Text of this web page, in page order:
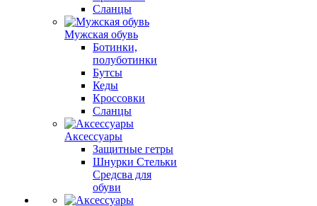
Сланцы
Мужская обувь
Ботинки,
полуботинки
Бутсы
Кеды
Кроссовки
Сланцы
Аксессуары
Защитные гетры
Шнурки Стельки
Средсва для
обуви